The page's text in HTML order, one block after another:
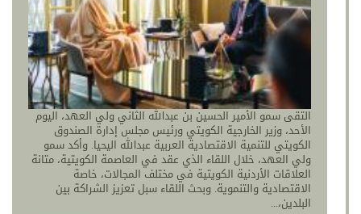
التقى سمو الأمير الحسين بن عبدالله الثاني ولي العهد، اليوم
الأحد، وزير الخارجية الكويتي ورئيس مجلس إدارة الصندوق
الكويتي للتنمية الاقتصادية العربية عبدالله اليحيا. وأكد سمو
ولي العهد، خلال اللقاء الذي عقد في العاصمة الكويتية، متانة
العلاقات الأردنية الكويتية في مختلف المجالات، خاصة
الاقتصادية والتنموية. وبحث اللقاء سبل تعزيز الشراكة بين
البلدين،...